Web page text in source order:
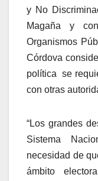
y No
Magaña y
Organismos
Córdova
política
se
con otras
“Los grandes
Sistema
necesidad de
ámbito